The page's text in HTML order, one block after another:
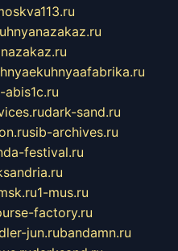
abis1c.ru
dark-sand.ru
sib-archives.ru
festival.ru
1-mus.ru
factory.ru
jun.rubandamn.ru